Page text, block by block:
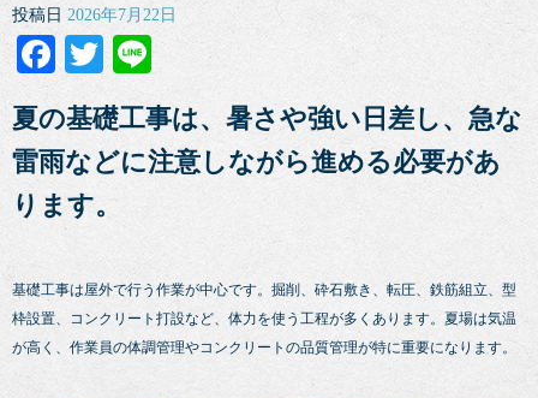
投稿日 2026年7月22日
Facebook
Twitter
Line
夏の基礎工事は、暑さや強い日差し、急な
雷雨などに注意しながら進める必要があ
ります。
基礎工事は屋外で行う作業が中心です。掘削、砕石敷き、転圧、鉄筋組立、型
枠設置、コンクリート打設など、体力を使う工程が多くあります。夏場は気温
が高く、作業員の体調管理やコンクリートの品質管理が特に重要になります。